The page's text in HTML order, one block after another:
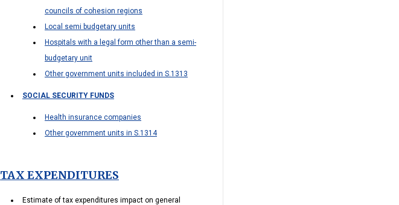
councils of cohesion regions
Local semi budgetary units
Hospitals with a legal form other than a semi-
budgetary unit
Other government units included in S.1313
SOCIAL SECURITY FUNDS
Health insurance companies
Other government units in S.1314
TAX EXPENDITURES
Estimate of tax expenditures impact on general